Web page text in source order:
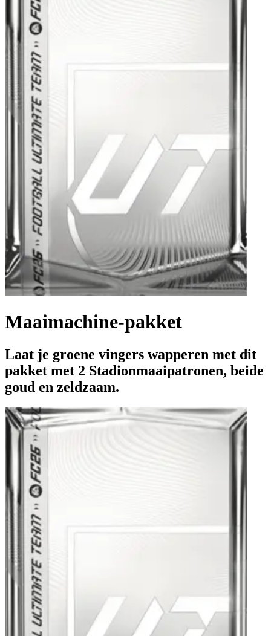
Maaimachine-pakket
Laat je groene vingers wapperen met dit
pakket met 2 Stadionmaaipatronen, beide
goud en zeldzaam.